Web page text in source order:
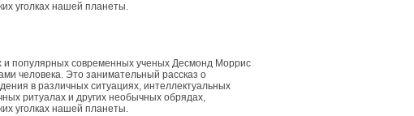
уголках нашей планеты.
популярных современных ученых Десмонд Моррис
человека. Это занимательный рассказ о
в различных ситуациях, интеллектуальных
ритуалах и других необычных обрядах,
уголках нашей планеты.